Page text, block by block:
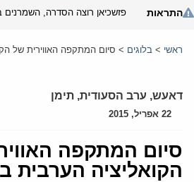
התראות
ראשי > בלוגים > סיום המתקפה האווירית של
דאעש, ערב הסעודית, תימן
22 אפריל, 2015
סיום המתקפה
הקואליציה הערבית